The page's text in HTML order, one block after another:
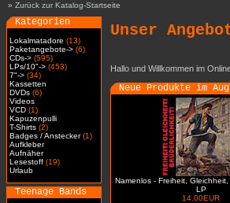
» Zurück zur Katalog-Startseite
Kategorien
Lokalmatadore (13)
Paketangebote-> (6)
CDs-> (595)
LPs/10"-> (453)
7"-> (34)
Kassetten
DVDs (6)
Videos
VCD (1)
Kapuzenpulli
T-Shirts (2)
Badges / Anstecker(1)
Aufkleber
Aufnäher
Lesestoff (19)
Urlaub
Teenage Bands
Unser
Hallo und Willkommen im
Neue Produkte im
Namenlos - Freiheit,
LP
14.00EUR